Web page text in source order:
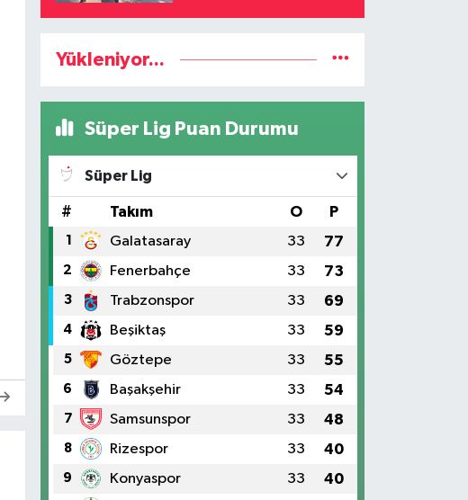
Yükleniyor...
Süper Lig Puan Durumu
Süper Lig
# Takım O P
1 Galatasaray 33 77
2 Fenerbahçe 33 73
3 Trabzonspor 33 69
4 Beşiktaş 33 59
5 Göztepe 33 55
6 Başakşehir 33 54
7 Samsunspor 33 48
8 Rizespor 33 40
9 Konyaspor 33 40